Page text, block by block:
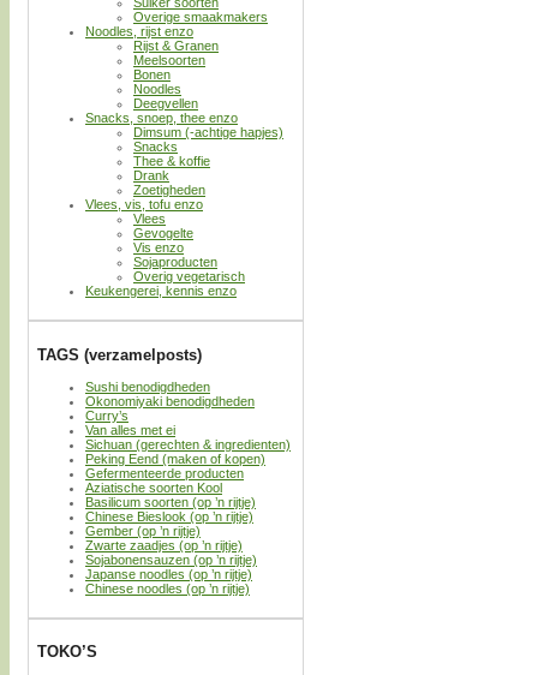
Overige smaakmakers
Noodles, rijst enzo
Rijst & Granen
Meelsoorten
Bonen
Noodles
Deegvellen
Snacks, snoep, thee enzo
Dimsum (-achtige hapjes)
Snacks
Thee & koffie
Drank
Zoetigheden
Vlees, vis, tofu enzo
Vlees
Gevogelte
Vis enzo
Sojaproducten
Overig vegetarisch
Keukengerei, kennis enzo
TAGS (verzamelposts)
Sushi benodigdheden
Okonomiyaki benodigdheden
Curry’s
Van alles met ei
Sichuan (gerechten & ingredienten)
Peking Eend (maken of kopen)
Gefermenteerde producten
Aziatische soorten Kool
Basilicum soorten (op ’n rijtje)
Chinese Bieslook (op ’n rijtje)
Gember (op ’n rijtje)
Zwarte zaadjes (op ’n rijtje)
Sojabonensauzen (op ’n rijtje)
Japanse noodles (op ’n rijtje)
Chinese noodles (op ’n rijtje)
TOKO’S